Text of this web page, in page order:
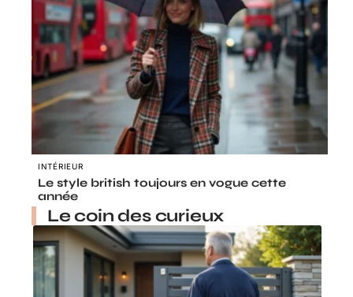
INTÉRIEUR
Le style british toujours en vogue cette
année
Le coin des curieux